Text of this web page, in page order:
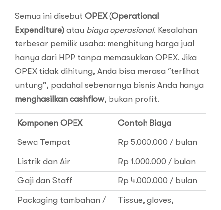
Semua ini disebut OPEX (Operational
Expenditure) atau biaya operasional. Kesalahan
terbesar pemilik usaha: menghitung harga jual
hanya dari HPP tanpa memasukkan OPEX. Jika
OPEX tidak dihitung, Anda bisa merasa “terlihat
untung”, padahal sebenarnya bisnis Anda hanya
menghasilkan cashflow, bukan profit.
Komponen OPEX Contoh Biaya
Sewa Tempat Rp 5.000.000 / bulan
Listrik dan Air Rp 1.000.000 / bulan
Gaji dan Staff Rp 4.000.000 / bulan
Packaging tambahan /
Tissue, gloves,